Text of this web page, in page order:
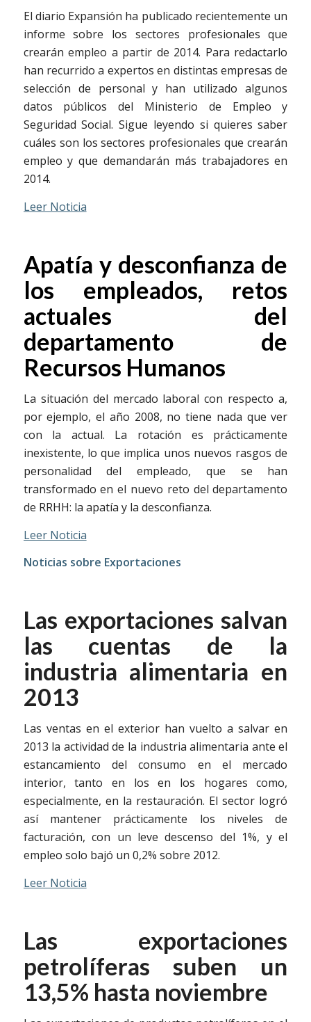
El diario Expansión ha publicado recientemente un
informe sobre los sectores profesionales que
crearán empleo a partir de 2014. Para redactarlo
han recurrido a expertos en distintas empresas de
selección de personal y han utilizado algunos
datos públicos del Ministerio de Empleo y
Seguridad Social. Sigue leyendo si quieres saber
cuáles son los sectores profesionales que crearán
empleo y que demandarán más trabajadores en
2014.
Leer Noticia
Apatía y desconfianza de
los empleados, retos
actuales del
departamento de
Recursos Humanos
La situación del mercado laboral con respecto a,
por ejemplo, el año 2008, no tiene nada que ver
con la actual. La rotación es prácticamente
inexistente, lo que implica unos nuevos rasgos de
personalidad del empleado, que se han
transformado en el nuevo reto del departamento
de RRHH: la apatía y la desconfianza.
Leer Noticia
Noticias sobre Exportaciones
Las exportaciones salvan
las cuentas de la
industria alimentaria en
2013
Las ventas en el exterior han vuelto a salvar en
2013 la actividad de la industria alimentaria ante el
estancamiento del consumo en el mercado
interior, tanto en los en los hogares como,
especialmente, en la restauración. El sector logró
así mantener prácticamente los niveles de
facturación, con un leve descenso del 1%, y el
empleo solo bajó un 0,2% sobre 2012.
Leer Noticia
Las exportaciones
petrolíferas suben un
13,5% hasta noviembre